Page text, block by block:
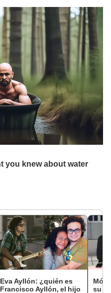
Eva Ayllón: ¿quién es
Francisco Ayllón, el hijo
su